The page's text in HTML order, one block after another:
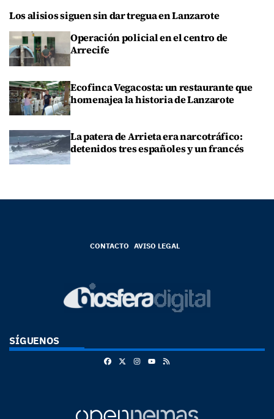
Los alisios siguen sin dar tregua en Lanzarote
Operación policial en el centro de
Arrecife
Ecofinca Vegacosta: un restaurante que
homenajea la historia de Lanzarote
La patera de Arrieta era narcotráfico:
detenidos tres españoles y un francés
CONTACTO AVISO LEGAL
SÍGUENOS
FacebookInstagram